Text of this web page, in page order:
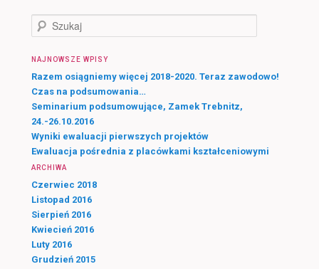
z
k
a
j
NAJNOWSZE WPISY
Razem osiągniemy więcej 2018-2020. Teraz zawodowo!
Czas na podsumowania…
Seminarium podsumowujące, Zamek Trebnitz,
24.-26.10.2016
Wyniki ewaluacji pierwszych projektów
Ewaluacja pośrednia z placówkami kształceniowymi
ARCHIWA
Czerwiec 2018
Listopad 2016
Sierpień 2016
Kwiecień 2016
Luty 2016
Grudzień 2015